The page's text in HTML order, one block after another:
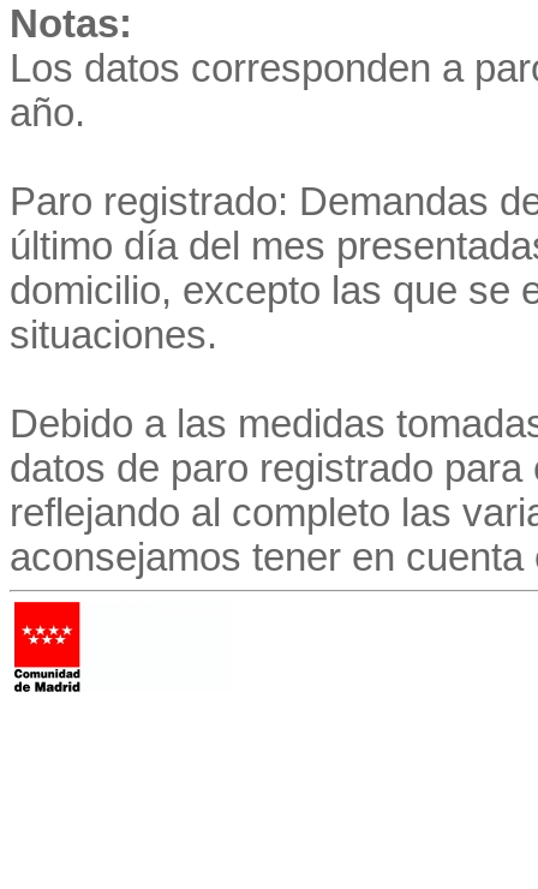
Notas:
Los datos corresponden a
año.
Paro registrado: Demandas
último día del mes
domicilio, excepto las que se
situaciones.
Debido a las medidas
datos de paro registrado
reflejando al completo las
aconsejamos tener en